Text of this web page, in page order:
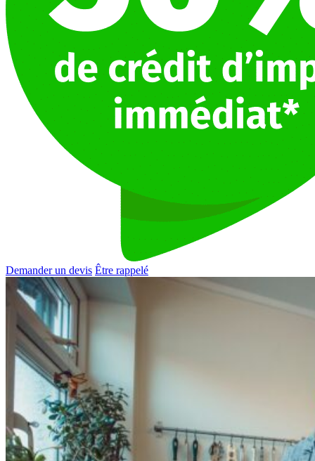
Demander un devis Être rappelé